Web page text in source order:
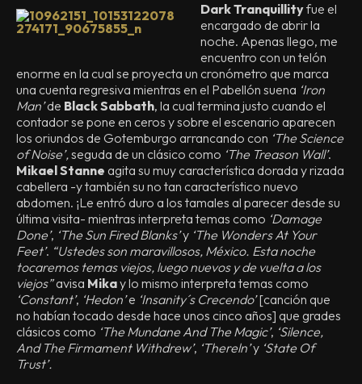
Dark Tranquillityfue el
encargado de abrir la
noche. Apenas llego, me
encuentro con un telón
enorme en la cual se proyecta un cronómetro que marca
una cuenta regresiva mientras en el Pabellón suena ‘Iron
Man’de Black Sabbath, la cual termina justo cuando el
contador se pone en ceros y sobre el escenario aparecen
los oriundos de Gotemburgo arrancando con ‘The Science
of Noise’,seguda de un clásico como ‘The Treason Wall’.
Mikael Stanne agita su muy característica dorada y rizada
cabellera -y también su no tan característico nuevo
abdomen. ¡Le entró duro a los tamales al parecer desde su
última visita- mientras interpreta temas como ‘Damage
Done’, ‘The Sun Fired Blanks’y ‘The Wonders At Your
Feet’. “Ustedes son maravillosos, México. Esta noche
tocaremos temas viejos, luego nuevos y de vuelta a los
viejos”avisa Mikay lo mismo interpreta temas como
‘Constant’, ‘Hedon’e ‘Insanity´s Crecendo’[canción que
no habían tocado desde hace unos cinco años] que grades
clásicos como ‘The Mundane And The Magic’, ‘Silence,
And The Firmament Withdrew’, ‘Thereln’y ‘State Of
Trust’.